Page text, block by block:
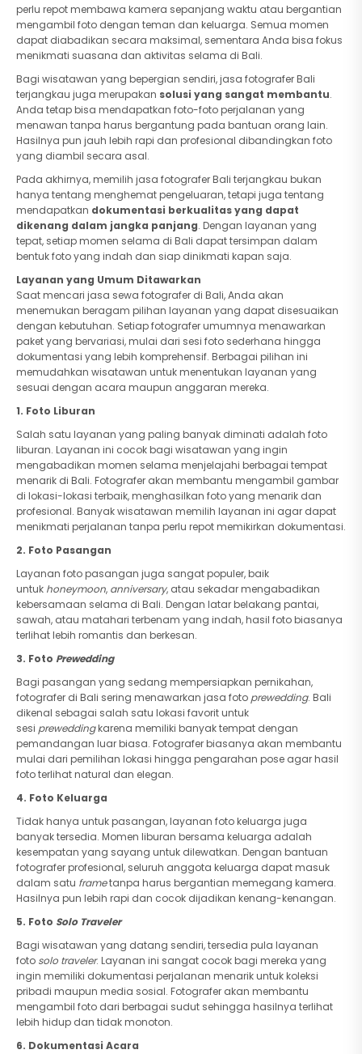
perlu repot membawa kamera sepanjang waktu atau bergantian
mengambil foto dengan teman dan keluarga. Semua momen
dapat diabadikan secara maksimal, sementara Anda bisa fokus
menikmati suasana dan aktivitas selama di Bali.
Bagi wisatawan yang bepergian sendiri, jasa fotografer Bali
terjangkau juga merupakan solusi yang sangat membantu.
Anda tetap bisa mendapatkan foto-foto perjalanan yang
menawan tanpa harus bergantung pada bantuan orang lain.
Hasilnya pun jauh lebih rapi dan profesional dibandingkan foto
yang diambil secara asal.
Pada akhirnya, memilih jasa fotografer Bali terjangkau bukan
hanya tentang menghemat pengeluaran, tetapi juga tentang
mendapatkan dokumentasi berkualitas yang dapat
dikenang dalam jangka panjang. Dengan layanan yang
tepat, setiap momen selama di Bali dapat tersimpan dalam
bentuk foto yang indah dan siap dinikmati kapan saja.
Layanan yang Umum Ditawarkan
Saat mencari jasa sewa fotografer di Bali, Anda akan
menemukan beragam pilihan layanan yang dapat disesuaikan
dengan kebutuhan. Setiap fotografer umumnya menawarkan
paket yang bervariasi, mulai dari sesi foto sederhana hingga
dokumentasi yang lebih komprehensif. Berbagai pilihan ini
memudahkan wisatawan untuk menentukan layanan yang
sesuai dengan acara maupun anggaran mereka.
1. Foto Liburan
Salah satu layanan yang paling banyak diminati adalah foto
liburan. Layanan ini cocok bagi wisatawan yang ingin
mengabadikan momen selama menjelajahi berbagai tempat
menarik di Bali. Fotografer akan membantu mengambil gambar
di lokasi-lokasi terbaik, menghasilkan foto yang menarik dan
profesional. Banyak wisatawan memilih layanan ini agar dapat
menikmati perjalanan tanpa perlu repot memikirkan dokumentasi.
2. Foto Pasangan
Layanan foto pasangan juga sangat populer, baik
untuk honeymoon, anniversary, atau sekadar mengabadikan
kebersamaan selama di Bali. Dengan latar belakang pantai,
sawah, atau matahari terbenam yang indah, hasil foto biasanya
terlihat lebih romantis dan berkesan.
3. Foto Prewedding
Bagi pasangan yang sedang mempersiapkan pernikahan,
fotografer di Bali sering menawarkan jasa foto prewedding. Bali
dikenal sebagai salah satu lokasi favorit untuk
sesi preweddingkarena memiliki banyak tempat dengan
pemandangan luar biasa. Fotografer biasanya akan membantu
mulai dari pemilihan lokasi hingga pengarahan pose agar hasil
foto terlihat natural dan elegan.
4. Foto Keluarga
Tidak hanya untuk pasangan, layanan foto keluarga juga
banyak tersedia. Momen liburan bersama keluarga adalah
kesempatan yang sayang untuk dilewatkan. Dengan bantuan
fotografer profesional, seluruh anggota keluarga dapat masuk
dalam satu frametanpa harus bergantian memegang kamera.
Hasilnya pun lebih rapi dan cocok dijadikan kenang-kenangan.
5. Foto Solo Traveler
Bagi wisatawan yang datang sendiri, tersedia pula layanan
foto solo traveler. Layanan ini sangat cocok bagi mereka yang
ingin memiliki dokumentasi perjalanan menarik untuk koleksi
pribadi maupun media sosial. Fotografer akan membantu
mengambil foto dari berbagai sudut sehingga hasilnya terlihat
lebih hidup dan tidak monoton.
6. Dokumentasi Acara